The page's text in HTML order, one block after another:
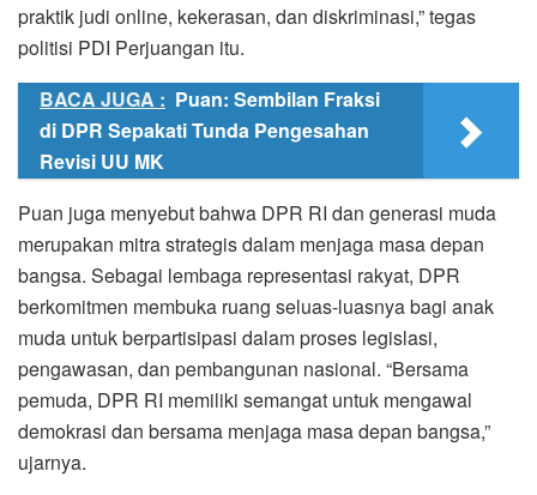
praktik judi online, kekerasan, dan diskriminasi,” tegas
politisi PDI Perjuangan itu.
BACA JUGA : Puan: Sembilan Fraksi
di DPR Sepakati Tunda Pengesahan
Revisi UU MK
Puan juga menyebut bahwa DPR RI dan generasi muda
merupakan mitra strategis dalam menjaga masa depan
bangsa. Sebagai lembaga representasi rakyat, DPR
berkomitmen membuka ruang seluas-luasnya bagi anak
muda untuk berpartisipasi dalam proses legislasi,
pengawasan, dan pembangunan nasional. “Bersama
pemuda, DPR RI memiliki semangat untuk mengawal
demokrasi dan bersama menjaga masa depan bangsa,”
ujarnya.